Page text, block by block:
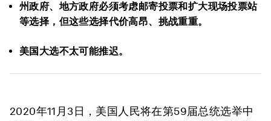
州政府、地方政府必须考虑邮寄投票和扩大现场投票站
等选择，但这些选择代价高昂、挑战重重。
美国大选不太可能推迟。
2020年11月3日，美国人民将在第59届总统选举中